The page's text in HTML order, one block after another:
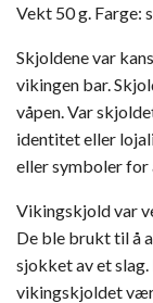
Vekt 50 g. Farge:
Skjoldene var
vikingen bar.
våpen. Var
identitet eller
eller symboler for
Vikingskjold var
De ble brukt til å
sjokket av et
vikingskjoldet